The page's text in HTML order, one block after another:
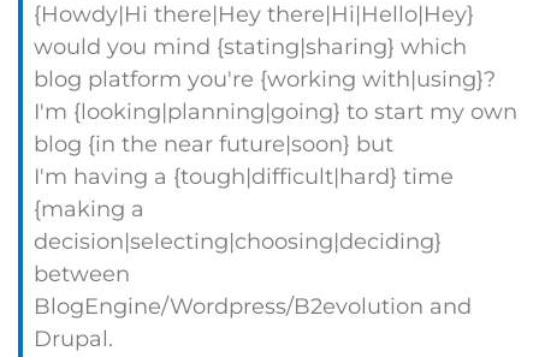
{Howdy|Hi there|Hey there|Hi|Hello|Hey}
would you mind {stating|sharing} which
blog platform you're {working with|using}?
I'm {looking|planning|going} to start my own
blog {in the near future|soon} but
I'm having a {tough|difficult|hard} time
{making a
decision|selecting|choosing|deciding}
between
BlogEngine/Wordpress/B2evolution and
Drupal.